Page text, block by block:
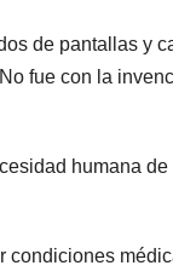
de pantallas ‌y
fue con la
humana‍
condiciones